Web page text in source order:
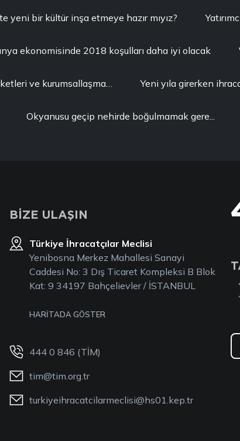
yeni bir kültür inşa etmeye hazır mıyız?
ekonomisinde 2018 koşulları daha iyi olacak
ve kurumsallaşma… Yeni yıla girerken
Okyanusu geçip nehirde boğulmamak gere...
BİZE ULAŞIN
Türkiye İhracatçılar Meclisi
Yenibosna Merkez Mahallesi Sanayi
Caddesi No: 3 Dış Ticaret Kompleksi B Blok
Kat: 9 34197 Bahçelievler / İSTANBUL
HARİTADA GÖSTER
444 0 846 (TİM)
tim@tim.org.tr
turkiyeihracatcilarmeclisi@hs01.kep.tr